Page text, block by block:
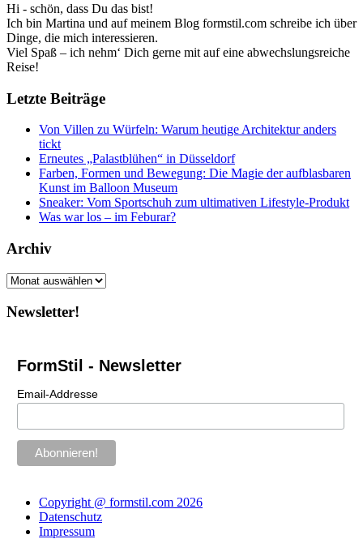
Hi - schön, dass Du das bist!
Ich bin Martina und auf meinem Blog formstil.com schreibe ich über
Dinge, die mich interessieren.
Viel Spaß – ich nehm‘ Dich gerne mit auf eine abwechslungsreiche
Reise!
Letzte Beiträge
Von Villen zu Würfeln: Warum heutige Architektur anders
tickt
Erneutes „Palastblühen“ in Düsseldorf
Farben, Formen und Bewegung: Die Magie der aufblasbaren
Kunst im Balloon Museum
Sneaker: Vom Sportschuh zum ultimativen Lifestyle-Produkt
Was war los – im Feburar?
Archiv
Archiv
Newsletter!
FormStil - Newsletter
Email-Addresse
Copyright @ formstil.com 2026
Datenschutz
Impressum